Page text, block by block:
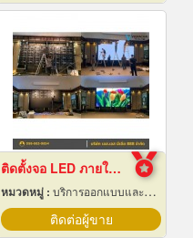
ติดตั้งจอ LED ภายในห้องจัดเลี้ยงโรงแรม
หมวดหมู่ : บริการออกแบบและจัดทำป้ายโฆษณา 24 ชม.
ติดต่อผู้ขาย